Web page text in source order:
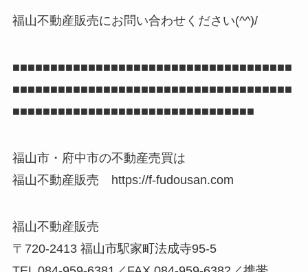
福山不動産販売にお問い合わせください(^^)/
■■■■■■■■■■■■■■■■■■■■■■■■■■■■■■■■■■■■■
■■■■■■■■■■■■■■■■■■■■■■■■■■■■■■■■■■■■■
■■■■■■■■■■■■■■■■■■■■■■■■■■■■■■■■
福山市・府中市の不動産売買は
福山不動産販売 https://f-fudousan.com
福山不動産販売
〒720-2413 福山市駅家町法成寺95-5